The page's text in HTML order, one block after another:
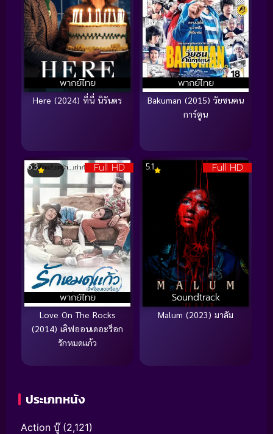
พากย์ไทย
Here (2024) ที่นี่ นิรันดร
พากย์ไทย
Bakuman (2015) วัยซนคน
การ์ตูน
Full HD
พากย์ไทย
6.3
Love On The Rocks
(2014) เลิฟออนเดอะร็อก
รักหมดแก้ว
Full HD
Soundtrack
5.1
Malum (2023) มาลัม
ประเภทหนัง
Action บู๊(2,121)